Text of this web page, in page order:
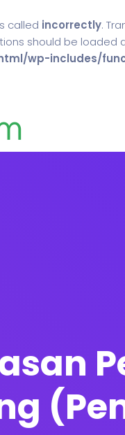
called incorrectly.
should be loaded
wp-includes/